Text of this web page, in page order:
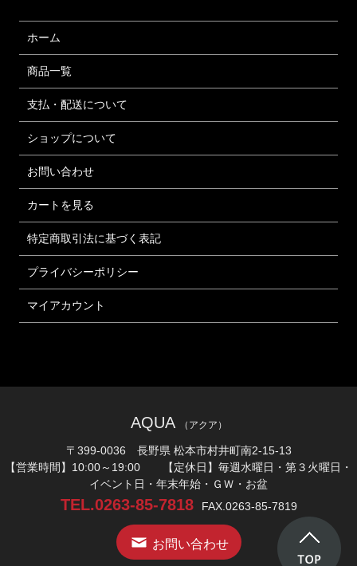
ホーム
商品一覧
支払・配送について
ショップについて
お問い合わせ
カートを見る
特定商取引法に基づく表記
プライバシーポリシー
マイアカウント
AQUA （アクア）
〒399-0036 長野県 松本市村井町南2-15-13
【営業時間】10:00～19:00 【定休日】毎週水曜日・第３火曜日・
イベント日・年末年始・ＧＷ・お盆
TEL.0263-85-7818 FAX.0263-85-7819
お問い合わせ